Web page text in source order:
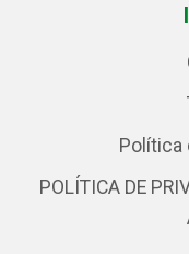
Política
POLÍTICA DE